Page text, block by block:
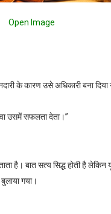
Open Image
के कारण उसे अधिकारी बना
उसमें सफलता देता।”
है। बात सत्य सिद्ध होती है
गया।